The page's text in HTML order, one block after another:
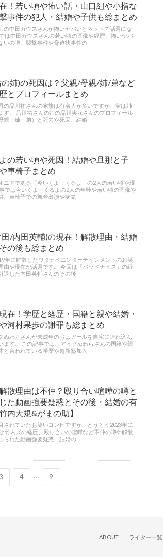
！若い頃や怖い話・山口組や小指な
事件の犯人・結婚や子供も総まとめ
の中田カウスさんが怖いヤバいとネットで話題にな
は中田カウスさんの若い頃の画像や経歴、怖いヤバ
いの噂、襲撃事件や脅迫状事件の
姉)の死因は？父親/母親/姉/弟など
とプロフィールまとめ
の品川祐さんの家族は有名人が多いですが、実は姉
す。 品川祐さんの姉の品川実花さんのプロフィール
親・姉・弟）と死去や死因、結婚
の若い頃や死因！結婚や旦那と子
車椅子まとめ
ニアである「今いくよ・くるよ」の2人の若い頃や現
では今いくよ・くるよの2人の年齢や若い頃の画像や
、車椅子での舞台出演や病気
/内田英輔)の現在！解散理由・結婚
の後も総まとめ
年に解散したワタナベエンターテインメントのお笑
由や現在が話題です。 今回は「バッドナイス」の経
退した内田英輔さんのその後
在！学歴と経歴・国籍と親や結婚・
河村果歩の謝罪も総まとめ
ぬわらさんが未成年のおはガールを自宅に連れ込ん
ます。 この記事では、アイクぬわらさんの国籍や親
と言われている学歴や超新塾加入
散理由は不仲？殴り合い喧嘩の噂と
た動画強要疑惑とその後・結婚の有
内大規&がまの助】
されていたお笑いコンビですが、とうとう2023年に
竹内ズの経歴、殴り合いの喧嘩など不仲の噂や解散
られた動画強要疑惑、結婚の
3 4 9
ABOUT ライター一覧